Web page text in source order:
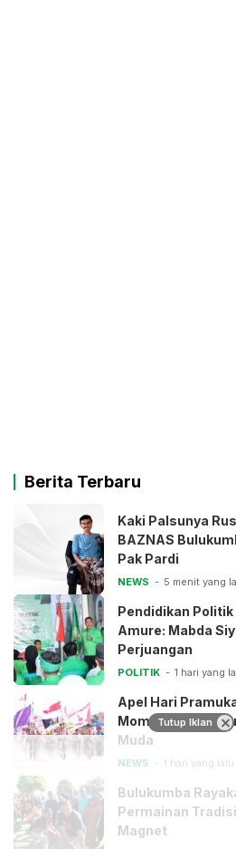
Berita Terbaru
Kaki Palsunya
BAZNAS
Pak Pardi
NEWS 5 menit yang
Pendidikan Politik
Amure: Mabda
Perjuangan
POLITIK 1 hari yang
Apel Hari
Momentum
Muda
NEWS 1 hari yang lalu
Bulukumba
Permainan
Magnet
Tutup Iklan